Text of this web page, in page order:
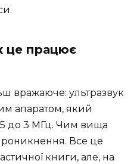
це працює
вражаюче: ультразвук
апаратом, який
до 3 МГц. Чим вища
Все це
книги, але, на